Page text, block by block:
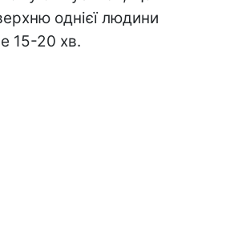
однієї людини
15-20 хв.